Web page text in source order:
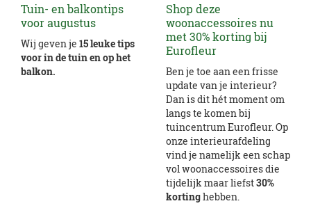
Tuin- en balkontips
voor augustus
Wij geven je 15 leuke tips
voor in de tuin en op het
balkon.
Shop deze
woonaccessoires nu
met 30% korting bij
Eurofleur
Ben je toe aan een frisse
update van je interieur?
Dan is dit hét moment om
langs te komen bij
tuincentrum Eurofleur. Op
onze interieurafdeling
vind je namelijk een schap
vol woonaccessoires die
tijdelijk maar liefst30%
kortinghebben.